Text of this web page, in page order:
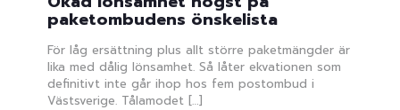
paketombudens önskelista
För låg ersättning plus allt större paketmängder är
lika med dålig lönsamhet. Så låter ekvationen som
definitivt inte går ihop hos fem postombud i
Västsverige. Tålamodet […]